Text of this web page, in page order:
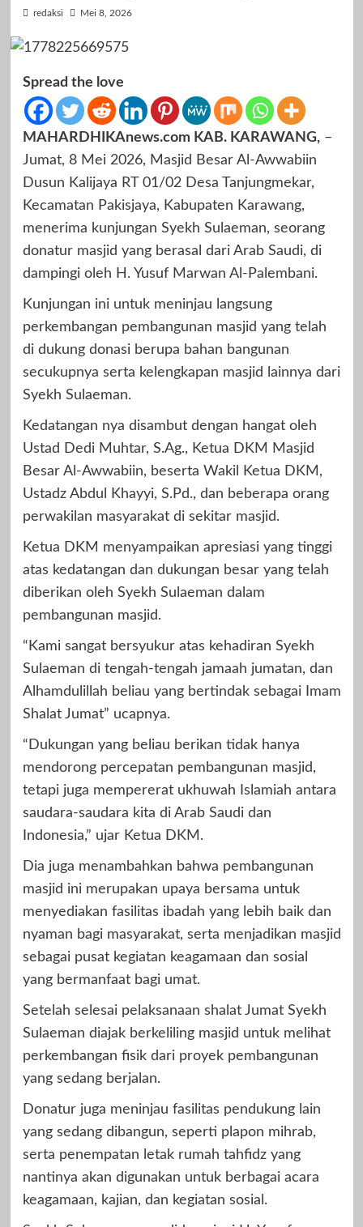
redaksi Mei 8, 2026
Spread the love
MAHARDHIKAnews.com KAB. KARAWANG,–
Jumat, 8 Mei 2026, Masjid Besar Al-Awwabiin
Dusun Kalijaya RT 01/02 Desa Tanjungmekar,
Kecamatan Pakisjaya, Kabupaten Karawang,
menerima kunjungan Syekh Sulaeman, seorang
donatur masjid yang berasal dari Arab Saudi, di
dampingi oleh H. Yusuf Marwan Al-Palembani.
Kunjungan ini untuk meninjau langsung
perkembangan pembangunan masjid yang telah
di dukung donasi berupa bahan bangunan
secukupnya serta kelengkapan masjid lainnya dari
Syekh Sulaeman.
Kedatangan nya disambut dengan hangat oleh
Ustad Dedi Muhtar, S.Ag., Ketua DKM Masjid
Besar Al-Awwabiin, beserta Wakil Ketua DKM,
Ustadz Abdul Khayyi, S.Pd., dan beberapa orang
perwakilan masyarakat di sekitar masjid.
Ketua DKM menyampaikan apresiasi yang tinggi
atas kedatangan dan dukungan besar yang telah
diberikan oleh Syekh Sulaeman dalam
pembangunan masjid.
“Kami sangat bersyukur atas kehadiran Syekh
Sulaeman di tengah-tengah jamaah jumatan, dan
Alhamdulillah beliau yang bertindak sebagai Imam
Shalat Jumat” ucapnya.
“Dukungan yang beliau berikan tidak hanya
mendorong percepatan pembangunan masjid,
tetapi juga mempererat ukhuwah Islamiah antara
saudara-saudara kita di Arab Saudi dan
Indonesia,” ujar Ketua DKM.
Dia juga menambahkan bahwa pembangunan
masjid ini merupakan upaya bersama untuk
menyediakan fasilitas ibadah yang lebih baik dan
nyaman bagi masyarakat, serta menjadikan masjid
sebagai pusat kegiatan keagamaan dan sosial
yang bermanfaat bagi umat.
Setelah selesai pelaksanaan shalat Jumat Syekh
Sulaeman diajak berkeliling masjid untuk melihat
perkembangan fisik dari proyek pembangunan
yang sedang berjalan.
Donatur juga meninjau fasilitas pendukung lain
yang sedang dibangun, seperti plapon mihrab,
serta penempatan letak rumah tahfidz yang
nantinya akan digunakan untuk berbagai acara
keagamaan, kajian, dan kegiatan sosial.